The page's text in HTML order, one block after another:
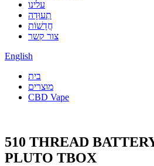
עלינו
תְעוּדָה
חֲדָשׁוֹת
צור קשר
English
בית
מוצרים
CBD Vape
510 THREAD
PLUTO TBOX